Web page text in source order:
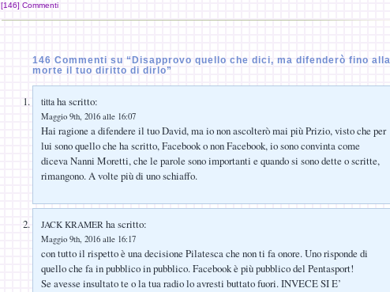
[146] Commenti
146 Commenti su “Disapprovo quello che dici, ma difenderò fino alla
morte il tuo diritto di dirlo”
titta ha scritto:
Maggio 9th, 2016 alle 16:07
Hai ragione a difendere il tuo David, ma io non ascolterò mai più Prizio, visto che per
lui sono quello che ha scritto, Facebook o non Facebook, io sono convinta come
diceva Nanni Moretti, che le parole sono importanti e quando si sono dette o scritte,
rimangono. A volte più di uno schiaffo.
JACK KRAMER ha scritto:
Maggio 9th, 2016 alle 16:17
con tutto il rispetto è una decisione Pilatesca che non ti fa onore. Uno risponde di
quello che fa in pubblico in pubblico. Facebook è più pubblico del Pentasport!
Se avesse insultato te o la tua radio lo avresti buttato fuori. INVECE SI E’